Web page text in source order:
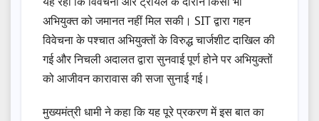
अभियुक्त को जमानत नहीं मिल सकी। SIT द्वारा गहन
विवेचना के पश्चात अभियुक्तों के विरुद्ध चार्जशीट दाखिल की
गई और निचली अदालत द्वारा सुनवाई पूर्ण होने पर अभियुक्तों
को आजीवन कारावास की सजा सुनाई गई।
मुख्यमंत्री धामी ने कहा कि यह पूरे प्रकरण में इस बात का